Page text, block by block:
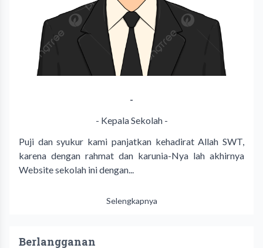
-
- Kepala Sekolah -
Puji dan syukur kami panjatkan kehadirat Allah SWT,
karena dengan rahmat dan karunia-Nya lah akhirnya
Website sekolah ini dengan...
Selengkapnya
Berlangganan